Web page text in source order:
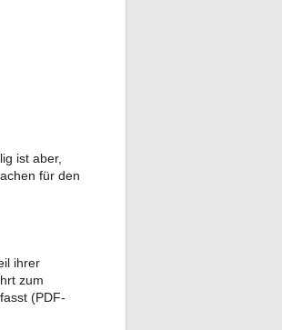
ist aber,
für den
ihrer
zum
(PDF-